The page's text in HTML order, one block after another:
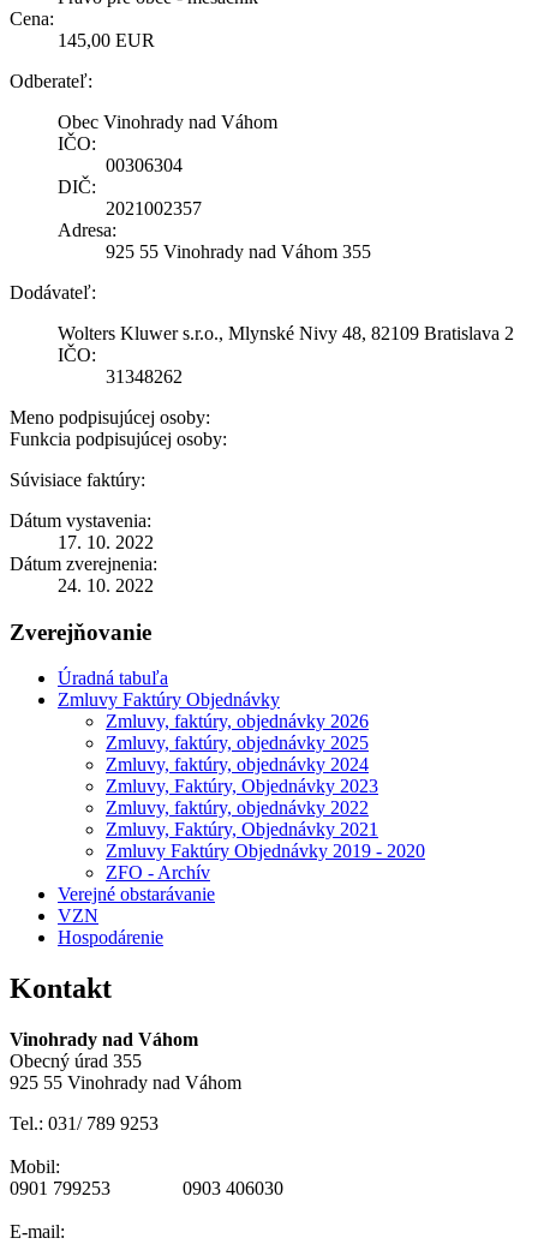
Cena:
145,00 EUR
Odberateľ:
Obec Vinohrady nad Váhom
IČO:
00306304
DIČ:
2021002357
Adresa:
925 55 Vinohrady nad Váhom 355
Dodávateľ:
Wolters Kluwer s.r.o., Mlynské Nivy 48, 82109 Bratislava 2
IČO:
31348262
Meno podpisujúcej osoby:
Funkcia podpisujúcej osoby:
Súvisiace faktúry:
Dátum vystavenia:
17. 10. 2022
Dátum zverejnenia:
24. 10. 2022
Zverejňovanie
Úradná tabuľa
Zmluvy Faktúry Objednávky
Zmluvy, faktúry, objednávky 2026
Zmluvy, faktúry, objednávky 2025
Zmluvy, faktúry, objednávky 2024
Zmluvy, Faktúry, Objednávky 2023
Zmluvy, faktúry, objednávky 2022
Zmluvy, Faktúry, Objednávky 2021
Zmluvy Faktúry Objednávky 2019 - 2020
ZFO - Archív
Verejné obstarávanie
VZN
Hospodárenie
Kontakt
Vinohrady nad Váhom
Obecný úrad 355
925 55 Vinohrady nad Váhom
Tel.: 031/ 789 9253
Mobil:
0901 799253 0903 406030
E-mail: